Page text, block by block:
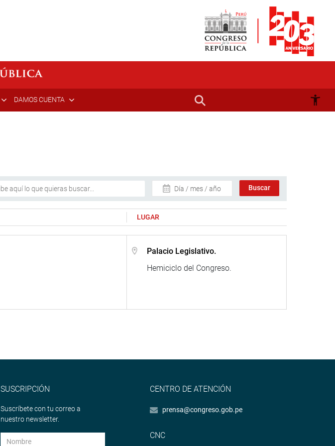
DAMOS CUENTA
Día / mes / año
LUGAR
Palacio Legislativo.
Hemiciclo del Congreso.
SUSCRIPCIÓN
Suscríbete con tu correo a
nuestro newsletter.
CENTRO DE ATENCIÓN
prensa@congreso.gob.pe
CNC